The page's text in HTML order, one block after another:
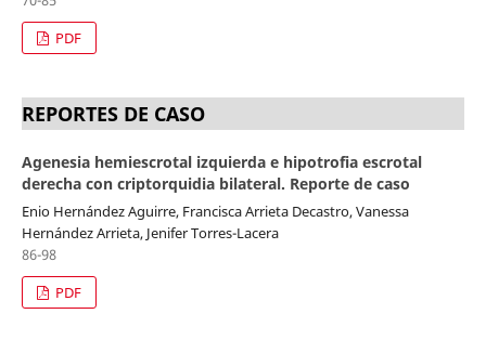
PDF
REPORTES DE CASO
Agenesia hemiescrotal izquierda e hipotrofia escrotal
derecha con criptorquidia bilateral. Reporte de caso
Enio Hernández Aguirre, Francisca Arrieta Decastro, Vanessa
Hernández Arrieta, Jenifer Torres-Lacera
86-98
PDF